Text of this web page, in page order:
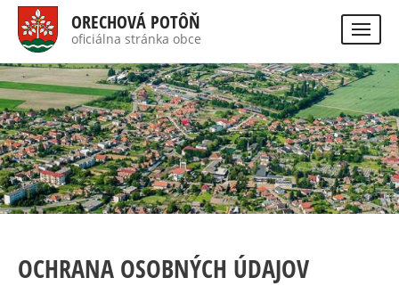
na
obsah
ORECHOVÁ POTÔŇ
oficiálna stránka obce
site
version
Hladať
OCHRANA OSOBNÝCH ÚDAJOV